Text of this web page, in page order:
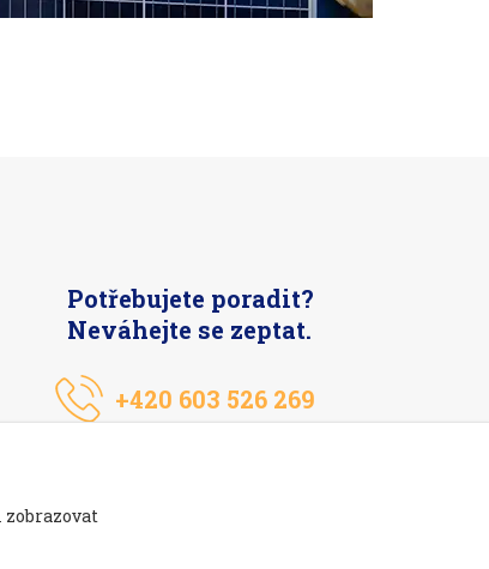
Potřebujete poradit?
Neváhejte se zeptat.
+420 603 526 269